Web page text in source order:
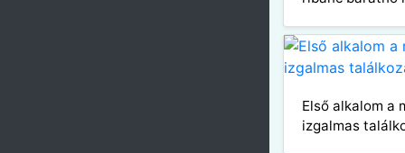
Első alkalom a
izgalmas